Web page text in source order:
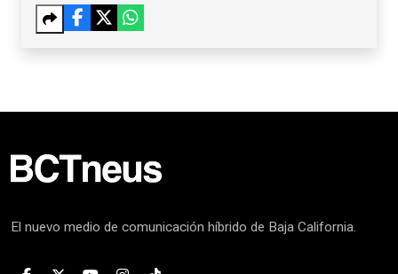
El nuevo medio de comunicación híbrido de Baja California.